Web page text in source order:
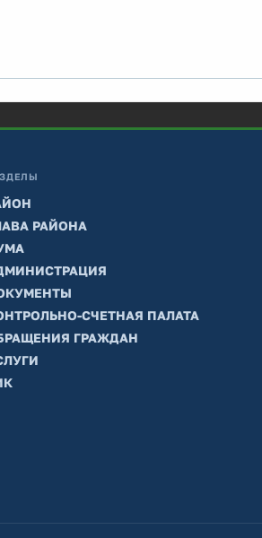
РАЙОНА
СЧЕТНАЯ ПАЛАТА
ГРАЖДАН